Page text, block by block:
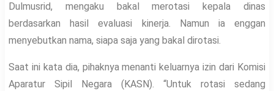
Dulmusrid, mengaku bakal merotasi kepala dinas
berdasarkan hasil evaluasi kinerja. Namun ia enggan
menyebutkan nama, siapa saja yang bakal dirotasi.
Saat ini kata dia, pihaknya menanti keluarnya izin dari Komisi
Aparatur Sipil Negara (KASN). “Untuk rotasi sedang